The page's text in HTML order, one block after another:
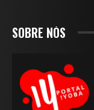
SOBRE NÓS